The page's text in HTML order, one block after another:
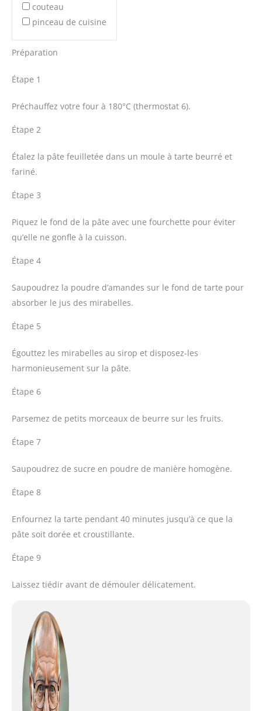
couteau
pinceau de cuisine
Préparation
Étape 1
Préchauffez votre four à 180°C (thermostat 6).
Étape 2
Étalez la pâte feuilletée dans un moule à tarte beurré et
fariné.
Étape 3
Piquez le fond de la pâte avec une fourchette pour éviter
qu’elle ne gonfle à la cuisson.
Étape 4
Saupoudrez la poudre d’amandes sur le fond de tarte pour
absorber le jus des mirabelles.
Étape 5
Égouttez les mirabelles au sirop et disposez-les
harmonieusement sur la pâte.
Étape 6
Parsemez de petits morceaux de beurre sur les fruits.
Étape 7
Saupoudrez de sucre en poudre de manière homogène.
Étape 8
Enfournez la tarte pendant 40 minutes jusqu’à ce que la
pâte soit dorée et croustillante.
Étape 9
Laissez tiédir avant de démouler délicatement.